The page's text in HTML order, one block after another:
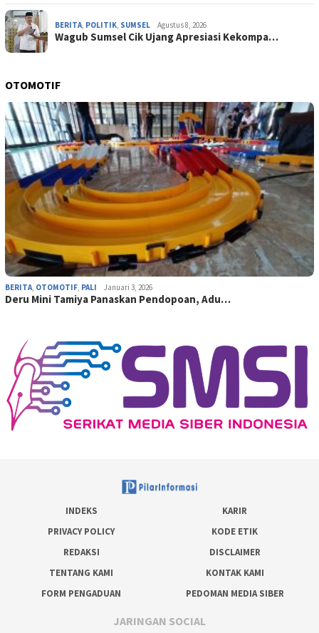
BERITA POLITIK SUMSEL Agustus 8, 2026
Wagub Sumsel Cik Ujang Apresiasi Kekompa…
OTOMOTIF
BERITA, OTOMOTIF, PALI Januari 3, 2026
Deru Mini Tamiya Panaskan Pendopoan, Adu…
INDEKS
KARIR
PRIVACY POLICY
KODE ETIK
REDAKSI
DISCLAIMER
TENTANG KAMI
KONTAK KAMI
FORM PENGADUAN
PEDOMAN MEDIA SIBER
JARINGAN SOCIAL